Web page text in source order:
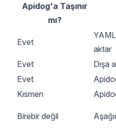
Apidog'a Taşınır
mı?
Evet
aktar
Evet
Dışa
Evet
Kısmen
Birebir değil